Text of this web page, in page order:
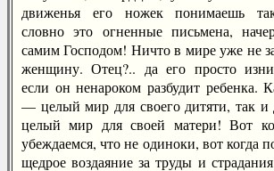
движенья его ножек понимаешь
словно это огненные письмена,
самим Господом! Ничто в мире уже не
женщину. Отец?.. да его просто
если он ненароком разбудит ребенка.
— целый мир для своего дитяти, так
целый мир для своей матери! Вот
убеждаемся, что не одиноки, вот когда
щедрое воздаяние за труды и